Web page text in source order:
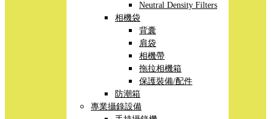
Neutral Density Filters
相機袋
背囊
肩袋
相機帶
拖拉相機箱
保護裝備/配件
防潮箱
專業攝錄設備